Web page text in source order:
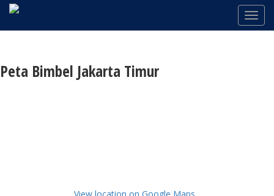
Peta Bimbel Jakarta Timur
View location on Google Maps